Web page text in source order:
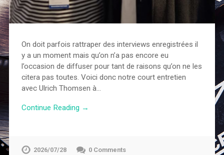
On doit parfois rattraper des interviews enregistrées il
y a un moment mais qu’on n’a pas encore eu
l’occasion de diffuser pour tant de raisons qu’on ne les
citera pas toutes. Voici donc notre court entretien
avec Ulrich Thomsen à…
Continue Reading →
2026/07/28 0 Comments